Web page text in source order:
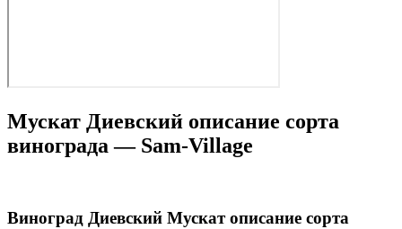
Мускат Диевский описание сорта
винограда — Sam-Village
Виноград Диевский Мускат описание сорта